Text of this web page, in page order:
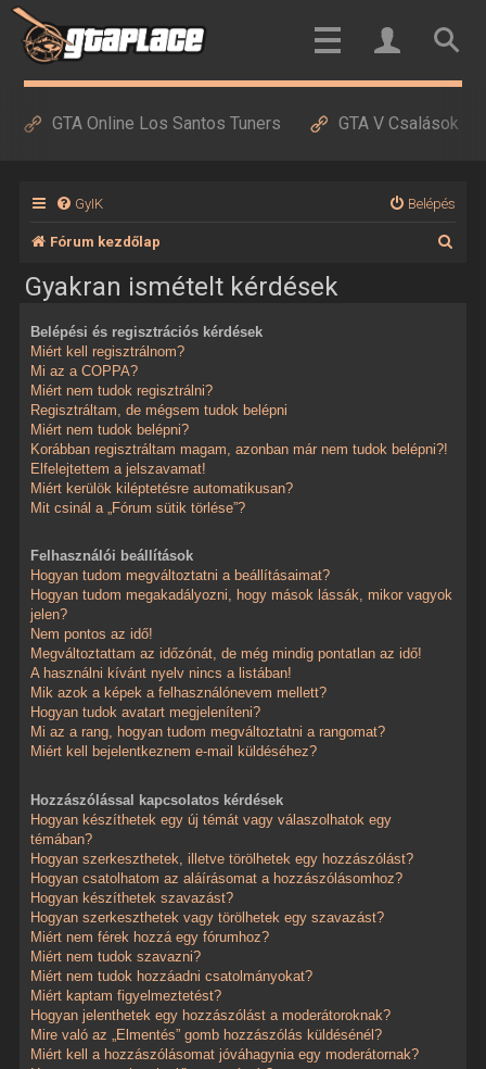
GTA Online Los Santos Tuners GTA V Csalások
GyIK Belépés
Fórum kezdőlap
Gyakran ismételt kérdések
Belépési és regisztrációs kérdések
Miért kell regisztrálnom?
Mi az a COPPA?
Miért nem tudok regisztrálni?
Regisztráltam, de mégsem tudok belépni
Miért nem tudok belépni?
Korábban regisztráltam magam, azonban már nem tudok belépni?!
Elfelejtettem a jelszavamat!
Miért kerülök kiléptetésre automatikusan?
Mit csinál a „Fórum sütik törlése”?
Felhasználói beállítások
Hogyan tudom megváltoztatni a beállításaimat?
Hogyan tudom megakadályozni, hogy mások lássák, mikor vagyok
jelen?
Nem pontos az idő!
Megváltoztattam az időzónát, de még mindig pontatlan az idő!
A használni kívánt nyelv nincs a listában!
Mik azok a képek a felhasználónevem mellett?
Hogyan tudok avatart megjeleníteni?
Mi az a rang, hogyan tudom megváltoztatni a rangomat?
Miért kell bejelentkeznem e-mail küldéséhez?
Hozzászólással kapcsolatos kérdések
Hogyan készíthetek egy új témát vagy válaszolhatok egy
témában?
Hogyan szerkeszthetek, illetve törölhetek egy hozzászólást?
Hogyan csatolhatom az aláírásomat a hozzászólásomhoz?
Hogyan készíthetek szavazást?
Hogyan szerkeszthetek vagy törölhetek egy szavazást?
Miért nem férek hozzá egy fórumhoz?
Miért nem tudok szavazni?
Miért nem tudok hozzáadni csatolmányokat?
Miért kaptam figyelmeztetést?
Hogyan jelenthetek egy hozzászólást a moderátoroknak?
Mire való az „Elmentés” gomb hozzászólás küldésénél?
Miért kell a hozzászólásomat jóváhagynia egy moderátornak?